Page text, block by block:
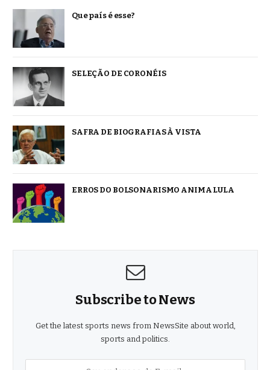
Que país é esse?
SELEÇÃO DE CORONÉIS
SAFRA DE BIOGRAFIAS À VISTA
ERROS DO BOLSONARISMO ANIMA LULA
Subscribe to News
Get the latest sports news from NewsSite about world,
sports and politics.